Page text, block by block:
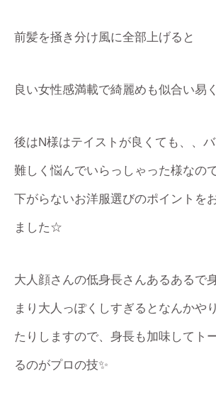
前髪を掻き分け風に全部上げると
良い女性感満載で綺麗めも似合い易
後はN様はテイストが良くても、、
難しく悩んでいらっしゃった様なの
下がらないお洋服選びのポイントを
ました☆
大人顔さんの低身長さんあるあるで
まり大人っぽくしすぎるとなんかや
たりしますので、身長も加味してト
るのがプロの技✨